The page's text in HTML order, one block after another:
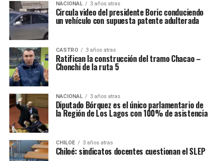
NACIONAL 3 años atras
Circula video del presidente Boric conduciendo
un vehículo con supuesta patente adulterada
CASTRO 3 años atras
Ratifican la construcción del tramo Chacao –
Chonchi de la ruta 5
NACIONAL 3 años atras
Diputado Bórquez es el único parlamentario de
la Región de Los Lagos con 100% de asistencia
CHILOE 3 años atras
Chiloé: sindicatos docentes cuestionan el SLEP